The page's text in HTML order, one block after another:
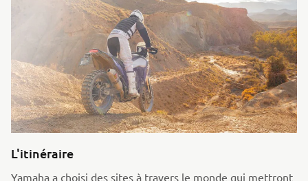
L'itinéraire
Yamaha a choisi des sites à travers le monde qui mettront